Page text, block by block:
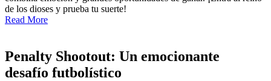
de los dioses y prueba tu suerte!
Read More
Penalty Shootout: Un emocionante
desafío futbolístico